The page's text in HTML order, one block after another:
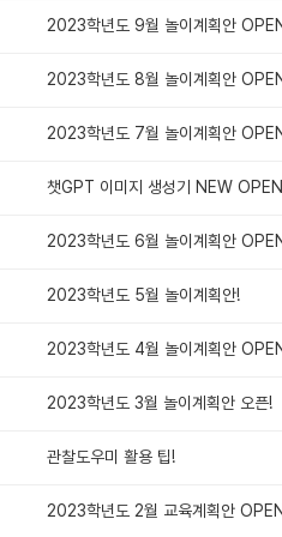
2023학년도 9월 놀이계획안
2023학년도 8월 놀이계획안
2023학년도 7월 놀이계획안
챗GPT 이미지 생성기 NEW OPEN
2023학년도 6월 놀이계획안
2023학년도 5월 놀이계획안!
2023학년도 4월 놀이계획안
2023학년도 3월 놀이계획안 오픈!
관찰도우미 활용 팁!
2023학년도 2월 교육계획안